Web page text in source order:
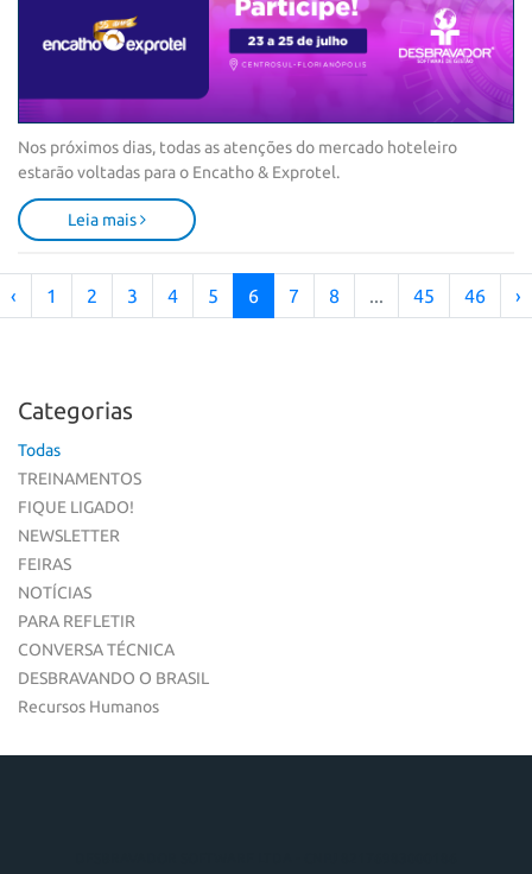
Nos próximos dias, todas as atenções do mercado hoteleiro
estarão voltadas para o Encatho & Exprotel.
Leia mais
‹ 1 2 3 4 5 6 7 8 ... 45 46 ›
Categorias
Todas
TREINAMENTOS
FIQUE LIGADO!
NEWSLETTER
FEIRAS
NOTÍCIAS
PARA REFLETIR
CONVERSA TÉCNICA
DESBRAVANDO O BRASIL
Recursos Humanos